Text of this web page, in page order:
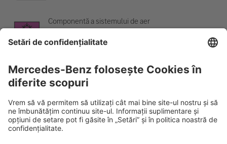
Componentă a sistemului de aer
condiționat